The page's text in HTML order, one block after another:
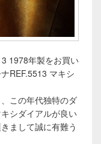
1978年製をお買い
REF.5513 マキシ
この年代独特のダ
シダイアルが良い
まして誠に有難う